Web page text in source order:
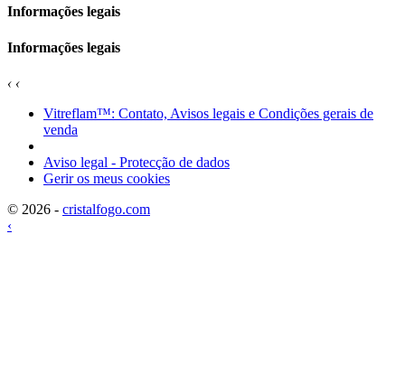
Informações legais
Informações legais
‹ ‹
Vitreflam™: Contato, Avisos legais e Condições gerais de
venda
Aviso legal - Protecção de dados
Gerir os meus cookies
© 2026 - cristalfogo.com
‹